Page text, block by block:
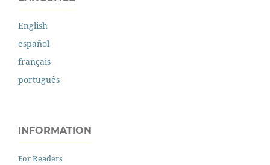
English
español
français
português
INFORMATION
For Readers